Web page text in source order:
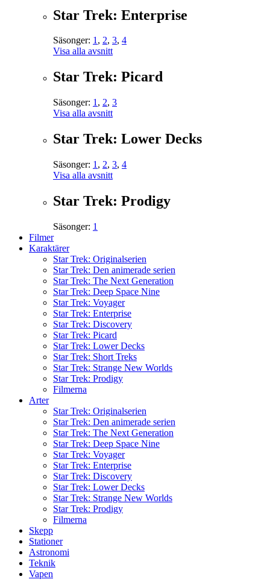
Star Trek: Enterprise
Säsonger: 1, 2, 3, 4
Visa alla avsnitt
Star Trek: Picard
Säsonger: 1 , 2, 3
Visa alla avsnitt
Star Trek: Lower Decks
Säsonger: 1 , 2, 3, 4
Visa alla avsnitt
Star Trek: Prodigy
Säsonger: 1
Filmer
Karaktärer
Star Trek: Originalserien
Star Trek: Den animerade serien
Star Trek: The Next Generation
Star Trek: Deep Space Nine
Star Trek: Voyager
Star Trek: Enterprise
Star Trek: Discovery
Star Trek: Picard
Star Trek: Lower Decks
Star Trek: Short Treks
Star Trek: Strange New Worlds
Star Trek: Prodigy
Filmerna
Arter
Star Trek: Originalserien
Star Trek: Den animerade serien
Star Trek: The Next Generation
Star Trek: Deep Space Nine
Star Trek: Voyager
Star Trek: Enterprise
Star Trek: Discovery
Star Trek: Lower Decks
Star Trek: Strange New Worlds
Star Trek: Prodigy
Filmerna
Skepp
Stationer
Astronomi
Teknik
Vapen